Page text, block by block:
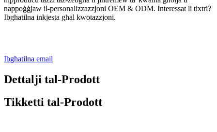
nappoġġjaw il-personalizzazzjoni OEM & ODM. Interessat li tixtri?
Ibgħatilna inkjesta għal kwotazzjoni.
Ibgħatilna email
Dettalji tal-Prodott
Tikketti tal-Prodott